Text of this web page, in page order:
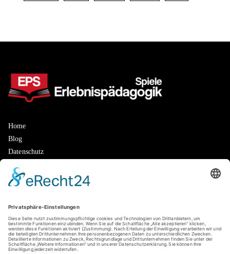
Home
Blog
Datenschutz
Elternkonflikte in Kita und Schule: So schaffen Sie eine friedliche
Zusammenarbeit
Kinder brauchen Orientierung: Wie klare Kennzeichnung Sicherheit